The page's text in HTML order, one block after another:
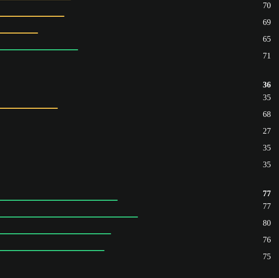
70
69
65
71
36
35
68
27
35
35
77
77
80
76
75